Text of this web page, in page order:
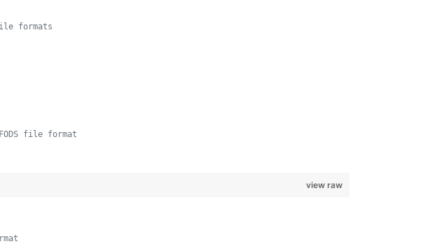
file formats
file format
view raw